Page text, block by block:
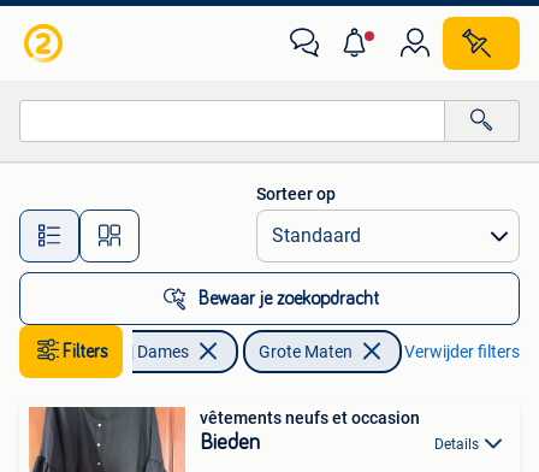
Alle afstanden…
Sorteer op
Bewaar je zoekopdracht
Filters
Kleding | Dames Grote Maten Verwijder filters
vêtements neufs et occasion
Bieden Details